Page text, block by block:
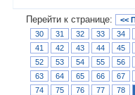
Перейти к странице:
<<
30
31 32 33
34
41
42 43 44
45
52
53 54 55
56
63
64 65 66
67
74
75 76 77
78